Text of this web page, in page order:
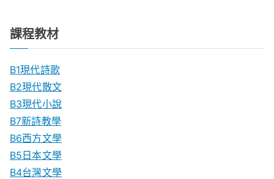
課程教材
B1現代詩歌
B2現代散文
B3現代小說
B7新詩教學
B6西方文學
B5日本文學
B4台灣文學